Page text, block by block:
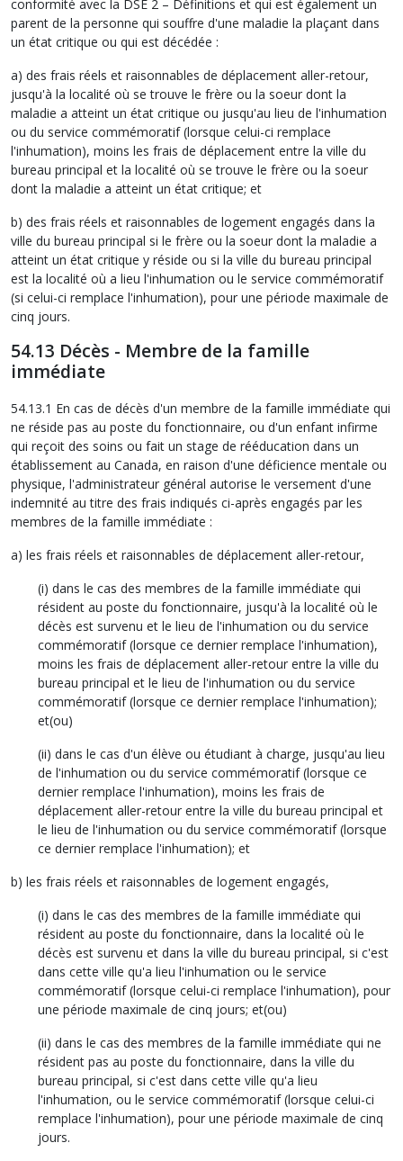
conformité avec la DSE 2 – Définitions et qui est également un
parent de la personne qui souffre d'une maladie la plaçant dans
un état critique ou qui est décédée :
a) des frais réels et raisonnables de déplacement aller-retour,
jusqu'à la localité où se trouve le frère ou la soeur dont la
maladie a atteint un état critique ou jusqu'au lieu de l'inhumation
ou du service commémoratif (lorsque celui-ci remplace
l'inhumation), moins les frais de déplacement entre la ville du
bureau principal et la localité où se trouve le frère ou la soeur
dont la maladie a atteint un état critique; et
b) des frais réels et raisonnables de logement engagés dans la
ville du bureau principal si le frère ou la soeur dont la maladie a
atteint un état critique y réside ou si la ville du bureau principal
est la localité où a lieu l'inhumation ou le service commémoratif
(si celui-ci remplace l'inhumation), pour une période maximale de
cinq jours.
54.13 Décès - Membre de la famille
immédiate
54.13.1 En cas de décès d'un membre de la famille immédiate qui
ne réside pas au poste du fonctionnaire, ou d'un enfant infirme
qui reçoit des soins ou fait un stage de rééducation dans un
établissement au Canada, en raison d'une déficience mentale ou
physique, l'administrateur général autorise le versement d'une
indemnité au titre des frais indiqués ci-après engagés par les
membres de la famille immédiate :
a) les frais réels et raisonnables de déplacement aller-retour,
(i) dans le cas des membres de la famille immédiate qui
résident au poste du fonctionnaire, jusqu'à la localité où le
décès est survenu et le lieu de l'inhumation ou du service
commémoratif (lorsque ce dernier remplace l'inhumation),
moins les frais de déplacement aller-retour entre la ville du
bureau principal et le lieu de l'inhumation ou du service
commémoratif (lorsque ce dernier remplace l'inhumation);
et(ou)
(ii) dans le cas d'un élève ou étudiant à charge, jusqu'au lieu
de l'inhumation ou du service commémoratif (lorsque ce
dernier remplace l'inhumation), moins les frais de
déplacement aller-retour entre la ville du bureau principal et
le lieu de l'inhumation ou du service commémoratif (lorsque
ce dernier remplace l'inhumation); et
b) les frais réels et raisonnables de logement engagés,
(i) dans le cas des membres de la famille immédiate qui
résident au poste du fonctionnaire, dans la localité où le
décès est survenu et dans la ville du bureau principal, si c'est
dans cette ville qu'a lieu l'inhumation ou le service
commémoratif (lorsque celui-ci remplace l'inhumation), pour
une période maximale de cinq jours; et(ou)
(ii) dans le cas des membres de la famille immédiate qui ne
résident pas au poste du fonctionnaire, dans la ville du
bureau principal, si c'est dans cette ville qu'a lieu
l'inhumation, ou le service commémoratif (lorsque celui-ci
remplace l'inhumation), pour une période maximale de cinq
jours.